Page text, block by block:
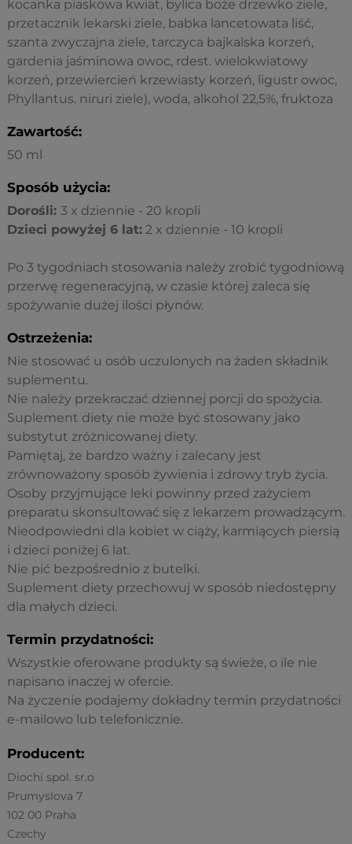
kocanka piaskowa kwiat, bylica boże drzewko ziele,
przetacznik lekarski ziele, babka lancetowata liść,
szanta zwyczajna ziele, tarczyca bajkalska korzeń,
gardenia jaśminowa owoc, rdest. wielokwiatowy
korzeń, przewiercień krzewiasty korzeń, ligustr owoc,
Phyllantus. niruri ziele), woda, alkohol 22,5%, fruktoza
Zawartość:
50 ml
Sposób użycia:
Dorośli: 3 x dziennie - 20 kropli
Dzieci powyżej 6 lat: 2 x dziennie - 10 kropli
Po 3 tygodniach stosowania należy zrobić tygodniową
przerwę regeneracyjną, w czasie której zaleca się
spożywanie dużej ilości płynów.
Ostrzeżenia:
Nie stosować u osób uczulonych na żaden składnik
suplementu.
Nie należy przekraczać dziennej porcji do spożycia.
Suplement diety nie może być stosowany jako
substytut zróżnicowanej diety.
Pamiętaj, że bardzo ważny i zalecany jest
zrównoważony sposób żywienia i zdrowy tryb życia.
Osoby przyjmujące leki powinny przed zażyciem
preparatu skonsultować się z lekarzem prowadzącym.
Nieodpowiedni dla kobiet w ciąży, karmiących piersią
i dzieci poniżej 6 lat.
Nie pić bezpośrednio z butelki.
Suplement diety przechowuj w sposób niedostępny
dla małych dzieci.
Termin przydatności:
Wszystkie oferowane produkty są świeże, o ile nie
napisano inaczej w ofercie.
Na życzenie podajemy dokładny termin przydatności
e-mailowo lub telefonicznie.
Producent:
Diochi spol. sr.o
Prumyslova 7
102 00 Praha
Czechy